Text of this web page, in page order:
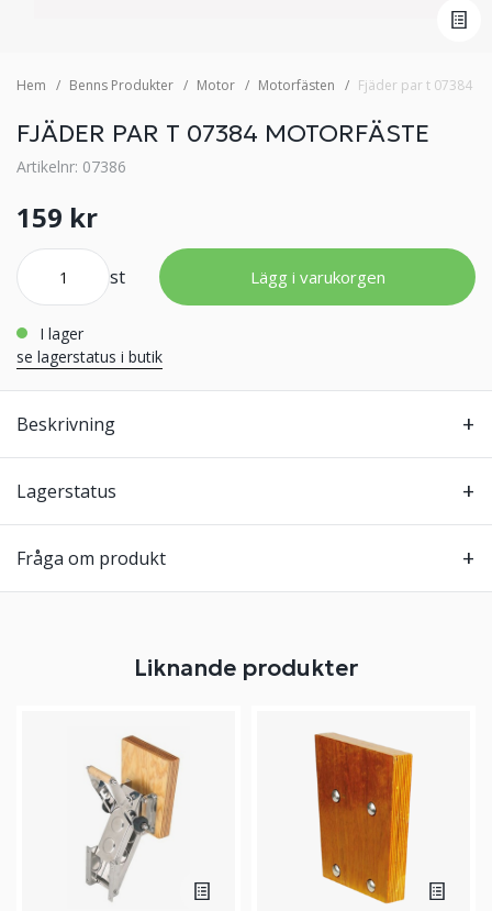
Hem Benns Produkter Motor Motorfästen Fjäder par t 07384
FJÄDER PAR T 07384 MOTORFÄSTE
Artikelnr: 07386
159 kr
st Lägg i varukorgen
i lager
se lagerstatus i butik
Beskrivning
Lagerstatus
Fråga om produkt
Liknande produkter